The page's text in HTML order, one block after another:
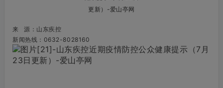
来 源：山东疾控
新闻热线：0632-8028160